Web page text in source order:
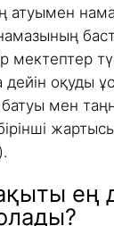
атуымен
мектептер
дейін оқуды
мен
ең